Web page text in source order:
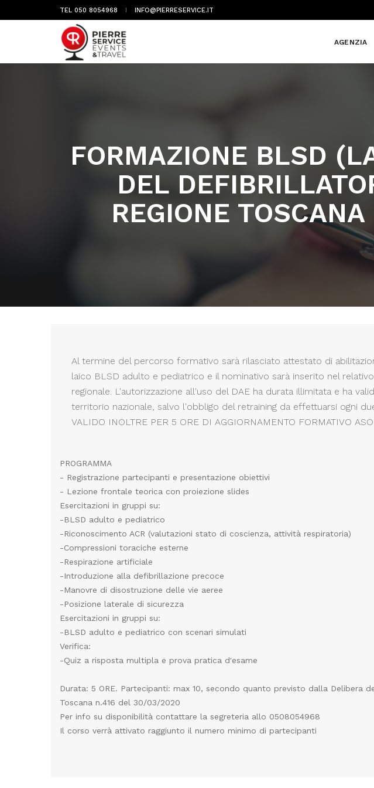
TEL 050 8054968 INFO@PIERRESERVICE.IT
AGENZIA
FORMAZIONE BLSD
DEL
REGIONE
Al termine del percorso formativo sarà rilasciato attestato di
laico BLSD adulto e pediatrico e il nominativo sarà inserito nel
regionale. L'autorizzazione all'uso del DAE ha durata illimitata e ha
territorio nazionale, salvo l'obbligo del retraining da effettuarsi ogni
VALIDO INOLTRE PER 5 ORE DI AGGIORNAMENTO FORMATIVO ASO
PROGRAMMA
- Registrazione partecipanti e presentazione obiettivi
- Lezione frontale teorica con proiezione slides
Esercitazioni in gruppi su:
-BLSD adulto e pediatrico
-Riconoscimento ACR (valutazioni stato di coscienza, attività respiratoria)
-Compressioni toraciche esterne
-Respirazione artificiale
-Introduzione alla defibrillazione precoce
-Manovre di disostruzione delle vie aeree
-Posizione laterale di sicurezza
Esercitazioni in gruppi su:
-BLSD adulto e pediatrico con scenari simulati
Verifica:
-Quiz a risposta multipla e prova pratica d'esame
Durata: 5 ORE. Partecipanti: max 10, secondo quanto previsto dalla Delibera
Toscana n.416 del 30/03/2020
Per info su disponibilità contattare la segreteria allo 0508054968
Il corso verrà attivato raggiunto il numero minimo di partecipanti